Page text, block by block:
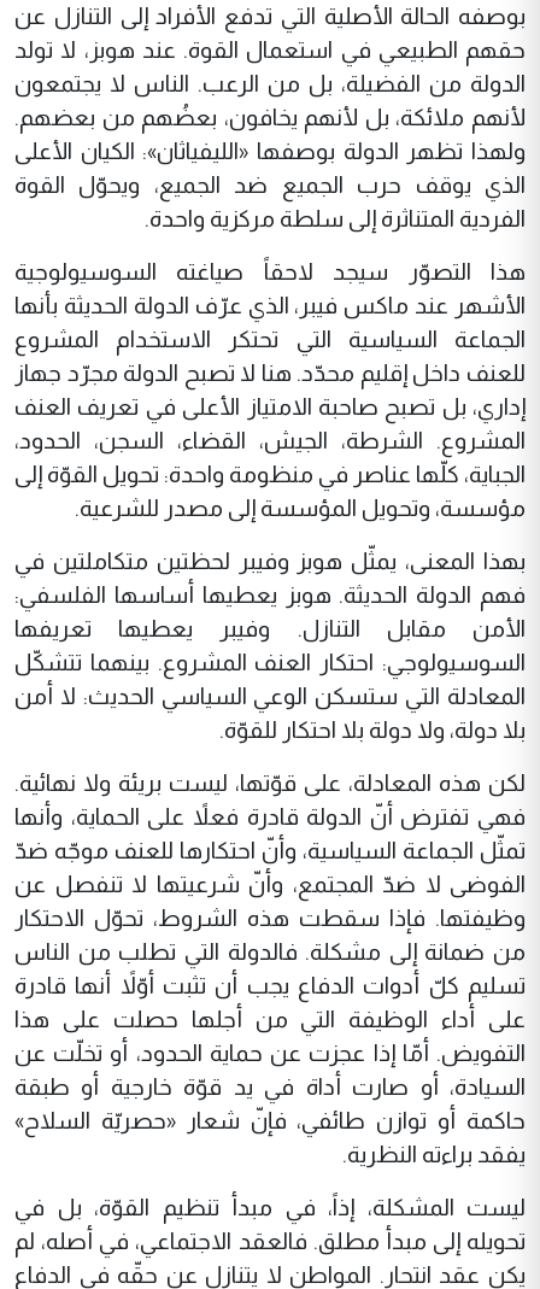
بوصفه الحالة الأصلية التي تدفع الأفراد إلى التنازل عن
حقهم الطبيعي في استعمال القوة. عند هوبز، لا تولد
الدولة من الفضيلة، بل من الرعب. الناس لا يجتمعون
لأنهم ملائكة، بل لأنهم يخافون، بعضُهم من بعضهم.
ولهذا تظهر الدولة بوصفها «الليفياثان»: الكيان الأعلى
الذي يوقف حرب الجميع ضد الجميع، ويحوّل القوة
الفردية المتناثرة إلى سلطة مركزية واحدة.
هذا التصوّر سيجد لاحقاً صياغته السوسيولوجية
الأشهر عند ماكس فيبر، الذي عرّف الدولة الحديثة بأنها
الجماعة السياسية التي تحتكر الاستخدام المشروع
للعنف داخل إقليم محدّد. هنا لا تصبح الدولة مجرّد جهاز
إداري، بل تصبح صاحبة الامتياز الأعلى في تعريف العنف
المشروع. الشرطة، الجيش، القضاء، السجن، الحدود،
الجباية، كلّها عناصر في منظومة واحدة: تحويل القوّة إلى
مؤسسة، وتحويل المؤسسة إلى مصدر للشرعية.
بهذا المعنى، يمثّل هوبز وفيبر لحظتين متكاملتين في
فهم الدولة الحديثة. هوبز يعطيها أساسها الفلسفي:
الأمن مقابل التنازل. وفيبر يعطيها تعريفها
السوسيولوجي: احتكار العنف المشروع. بينهما تتشكّل
المعادلة التي ستسكن الوعي السياسي الحديث: لا أمن
بلا دولة، ولا دولة بلا احتكار للقوّة.
لكن هذه المعادلة، على قوّتها، ليست بريئة ولا نهائية.
فهي تفترض أنّ الدولة قادرة فعلاً على الحماية، وأنها
تمثّل الجماعة السياسية، وأنّ احتكارها للعنف موجّه ضدّ
الفوضى لا ضدّ المجتمع، وأنّ شرعيتها لا تنفصل عن
وظيفتها. فإذا سقطت هذه الشروط، تحوّل الاحتكار
من ضمانة إلى مشكلة. فالدولة التي تطلب من الناس
تسليم كلّ أدوات الدفاع يجب أن تثبت أوّلاً أنها قادرة
على أداء الوظيفة التي من أجلها حصلت على هذا
التفويض. أمّا إذا عجزت عن حماية الحدود، أو تخلّت عن
السيادة، أو صارت أداة في يد قوّة خارجية أو طبقة
حاكمة أو توازن طائفي، فإنّ شعار «حصريّة السلاح»
يفقد براءته النظرية.
ليست المشكلة، إذاً، في مبدأ تنظيم القوّة، بل في
تحويله إلى مبدأ مطلق. فالعقد الاجتماعي، في أصله، لم
يكن عقد انتحار. المواطن لا يتنازل عن حقّه في الدفاع